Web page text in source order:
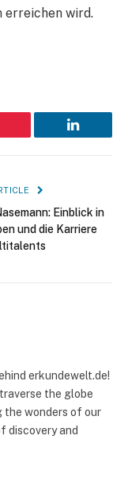
erreichen wird.
LinkedIn
Einblick in
und die Karriere
erkundewelt.de!
the globe
the wonders of our
discovery and